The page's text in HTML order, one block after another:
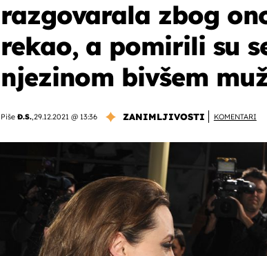
razgovarala zbog
rekao, a pomirili su
njezinom bivšem
Piše Đ.S.,29.12.2021 @ 13:36 ZANIMLJIVOSTI KOMENTARI